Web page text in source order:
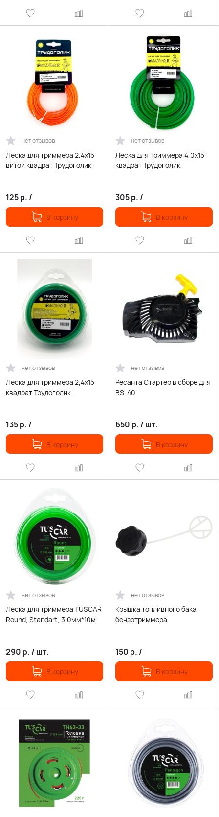
нет отзывов
Леска для триммера 2,4х15
витой квадрат Трудоголик
125р. /
В корзину
нет отзывов
Леска для триммера 4,0х15
квадрат Трудоголик
305р. /
В корзину
нет отзывов
Леска для триммера 2,4х15
квадрат Трудоголик
135р. /
В корзину
нет отзывов
Ресанта Стартер в сборе для
BS-40
650 р. / шт.
В корзину
нет отзывов
Леска для триммера TUSCAR
Round, Standart, 3.0мм*10м
290 р. / шт.
В корзину
нет отзывов
Крышка топливного бака
бензотриммера
150 р. /
В корзину